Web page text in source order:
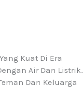
Kuat Di Era
Air Dan Listrik.
Dan Keluarga